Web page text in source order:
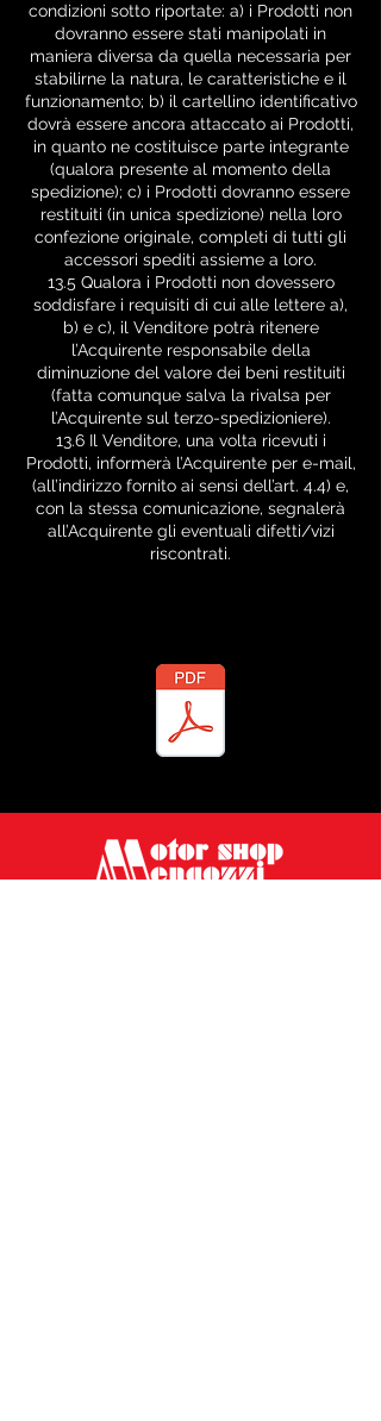
condizioni sotto riportate: a) i Prodotti non
dovranno essere stati manipolati in
maniera diversa da quella necessaria per
stabilirne la natura, le caratteristiche e il
funzionamento; b) il cartellino identificativo
dovrà essere ancora attaccato ai Prodotti,
in quanto ne costituisce parte integrante
(qualora presente al momento della
spedizione); c) i Prodotti dovranno essere
restituiti (in unica spedizione) nella loro
confezione originale, completi di tutti gli
accessori spediti assieme a loro.
13.5 Qualora i Prodotti non dovessero
soddisfare i requisiti di cui alle lettere a),
b) e c), il Venditore potrà ritenere
l’Acquirente responsabile della
diminuzione del valore dei beni restituiti
(fatta comunque salva la rivalsa per
l’Acquirente sul terzo-spedizioniere).
13.6 Il Venditore, una volta ricevuti i
Prodotti, informerà l’Acquirente per e-mail,
(all’indirizzo fornito ai sensi dell’art. 4.4) e,
con la stessa comunicazione, segnalerà
all’Acquirente gli eventuali difetti/vizi
riscontrati.